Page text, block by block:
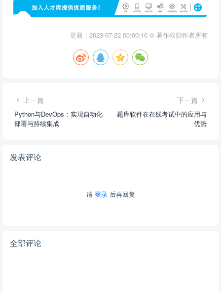
更新：2023-07-22 00:00:10 © 著作权归作者所有
上一篇
Python与DevOps：实现自动化
部署与持续集成
下一篇
题库软件在在线考试中的应用与
优势
发表评论
请 登录后再回复
全部评论